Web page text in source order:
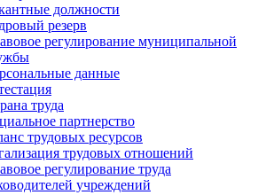
должности
резерв
регулирование муниципальной
данные
труда
партнерство
трудовых ресурсов
трудовых отношений
регулирование труда
учреждений